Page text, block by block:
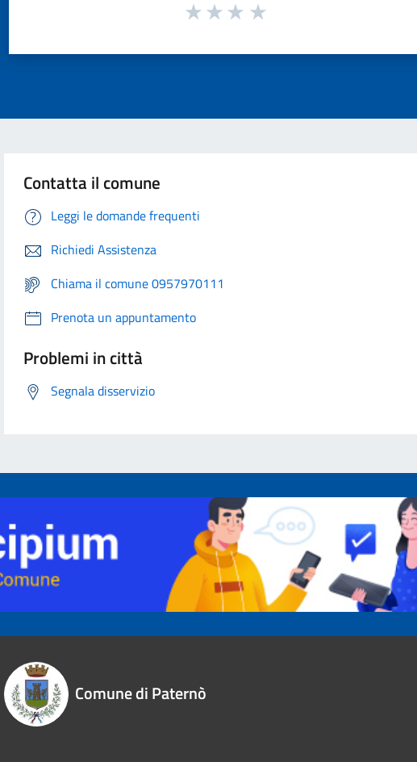
Contatta il comune
Leggi le domande frequenti
Richiedi Assistenza
Chiama il comune 0957970111
Prenota un appuntamento
Problemi in città
Segnala disservizio
Comune di Paternò